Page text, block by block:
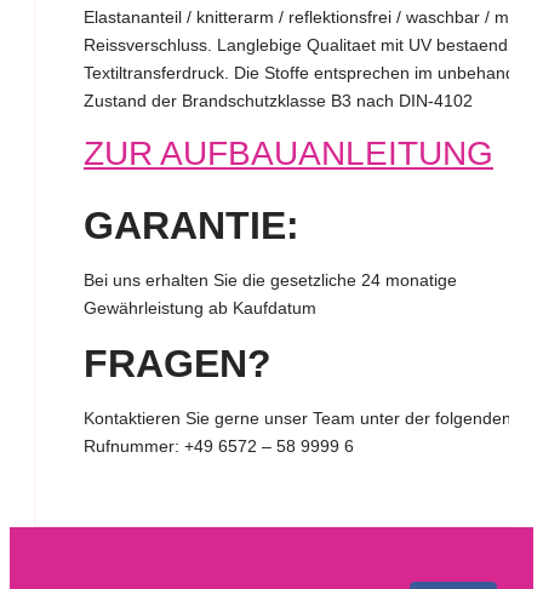
Elastananteil / knitterarm / reflektionsfrei / waschbar / mit
Reissverschluss. Langlebige Qualitaet mit UV
Textiltransferdruck. Die Stoffe entsprechen im
Zustand der Brandschutzklasse B3 nach DIN-4102
ZUR AUFBAUANLEITUNG
GARANTIE:
Bei uns erhalten Sie die gesetzliche 24 monatige
Gewährleistung ab Kaufdatum
FRAGEN?
Kontaktieren Sie gerne unser Team unter der folgenden
Rufnummer: +49 6572 – 58 9999 6